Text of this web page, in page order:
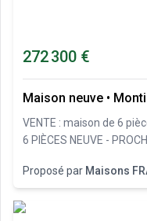
272 300 €
Maison neuve •
VENTE : maison de 6
6 PIÈCES NEUVE -
maison de 6 pièces de
(10270). Elle propose
salles de bains. Cette
Proposé par Maisons